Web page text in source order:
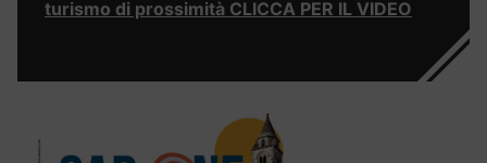
turismo di prossimità CLICCA PER IL VIDEO